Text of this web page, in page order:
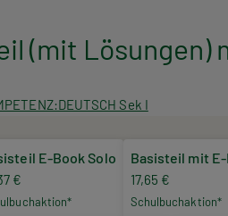
(mit Lösungen)
Sek I
E-Book Solo
€
Basisteil mit E-
17,65 €
Schulbuchaktion*